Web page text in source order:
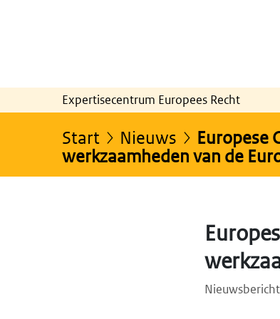
Expertisecentrum Europees Recht
Start Nieuws
Europese
werkzaamheden van de